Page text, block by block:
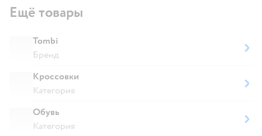
Ещё товары
Tombi
Бренд
Кроссовки
Категория
Обувь
Категория